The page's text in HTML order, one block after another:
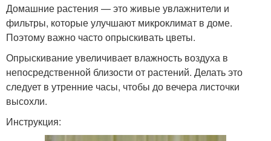
Домашние растения — это живые увлажнители и
фильтры, которые улучшают микроклимат в доме.
Поэтому важно часто опрыскивать цветы.
Опрыскивание увеличивает влажность воздуха в
непосредственной близости от растений. Делать это
следует в утренние часы, чтобы до вечера листочки
высохли.
Инструкция: